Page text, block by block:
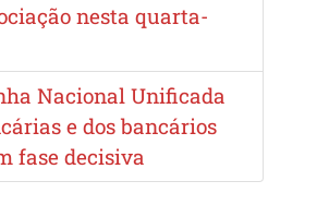
nesta quarta-
Nacional Unificada
e dos bancários
fase decisiva